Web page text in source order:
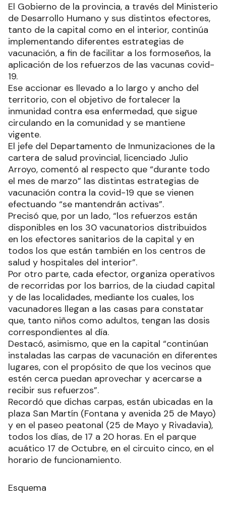
El Gobierno de la provincia, a través del Ministerio
de Desarrollo Humano y sus distintos efectores,
tanto de la capital como en el interior, continúa
implementando diferentes estrategias de
vacunación, a fin de facilitar a los formoseños, la
aplicación de los refuerzos de las vacunas covid-
19.
Ese accionar es llevado a lo largo y ancho del
territorio, con el objetivo de fortalecer la
inmunidad contra esa enfermedad, que sigue
circulando en la comunidad y se mantiene
vigente.
El jefe del Departamento de Inmunizaciones de la
cartera de salud provincial, licenciado Julio
Arroyo, comentó al respecto que “durante todo
el mes de marzo” las distintas estrategias de
vacunación contra la covid-19 que se vienen
efectuando “se mantendrán activas”.
Precisó que, por un lado, “los refuerzos están
disponibles en los 30 vacunatorios distribuidos
en los efectores sanitarios de la capital y en
todos los que están también en los centros de
salud y hospitales del interior”.
Por otro parte, cada efector, organiza operativos
de recorridas por los barrios, de la ciudad capital
y de las localidades, mediante los cuales, los
vacunadores llegan a las casas para constatar
que, tanto niños como adultos, tengan las dosis
correspondientes al día.
Destacó, asimismo, que en la capital “continúan
instaladas las carpas de vacunación en diferentes
lugares, con el propósito de que los vecinos que
estén cerca puedan aprovechar y acercarse a
recibir sus refuerzos”.
Recordó que dichas carpas, están ubicadas en la
plaza San Martín (Fontana y avenida 25 de Mayo)
y en el paseo peatonal (25 de Mayo y Rivadavia),
todos los días, de 17 a 20 horas. En el parque
acuático 17 de Octubre, en el circuito cinco, en el
horario de funcionamiento.
Esquema